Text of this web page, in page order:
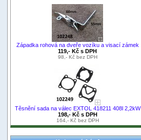
Západka rohová na dveře vozíku a visací zámek
119,- Kč s DPH
98,- Kč bez DPH
Těsnění sada na válec EXTOL 418211 408l 2,2kW
198,- Kč s DPH
164,- Kč bez DPH